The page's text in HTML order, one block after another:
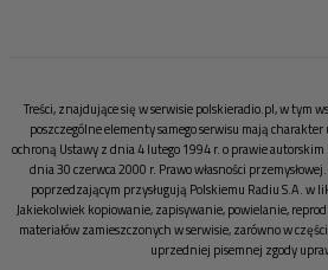
Treści, znajdujące się w serwisie polskieradio.pl, w tym
poszczególne elementy samego serwisu mają
ochroną Ustawy z dnia 4 lutego 1994 r. o prawie
dnia 30 czerwca 2000 r. Prawo własności
poprzedzającym przysługują Polskiemu Radiu S.A. w
Jakiekolwiek kopiowanie, zapisywanie, powielanie,
materiałów zamieszczonych w serwisie, zarówno w
uprzedniej pisemnej zgody